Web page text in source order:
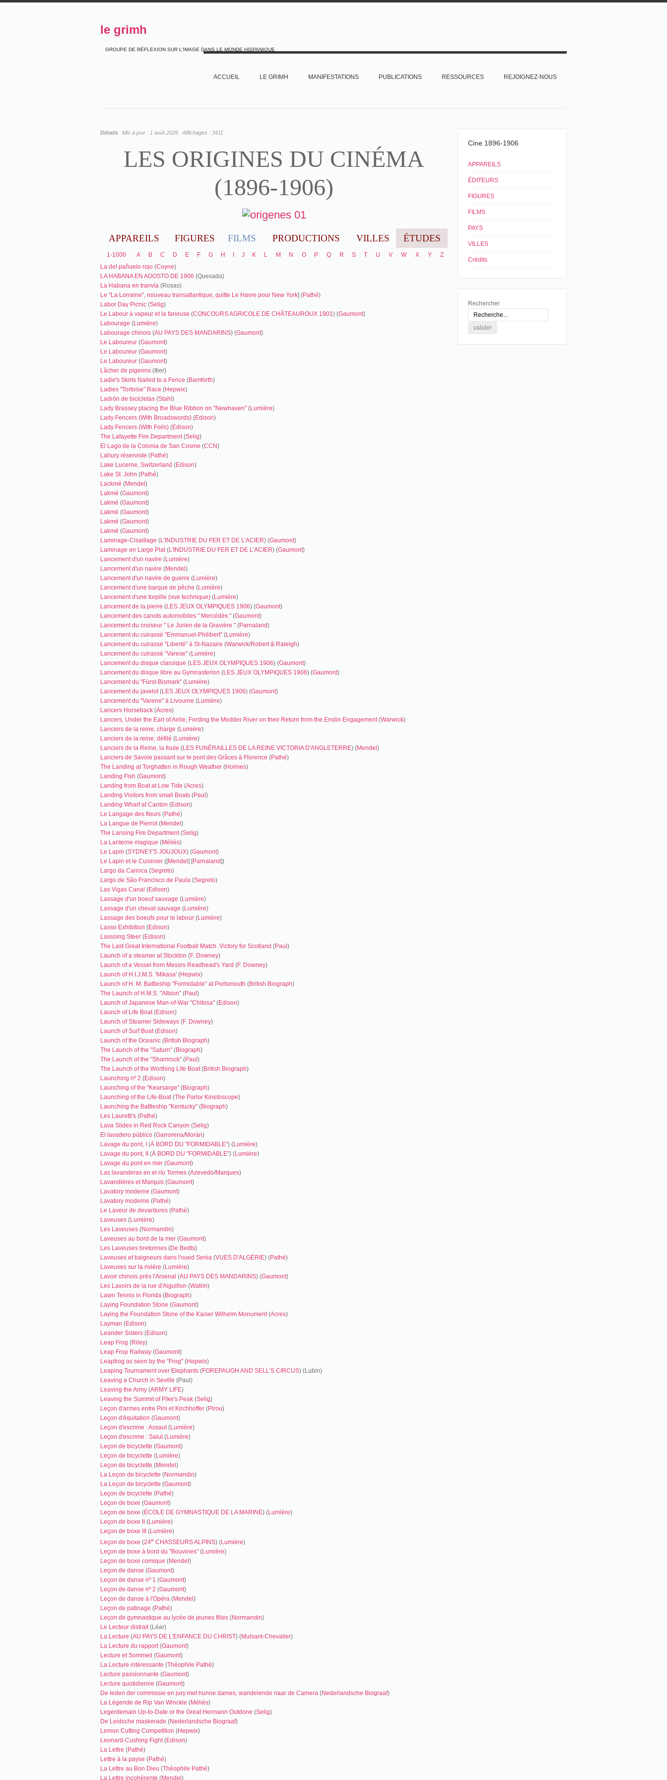
le grimh
GROUPE DE RÉFLEXION SUR L'IMAGE DANS LE MONDE HISPANIQUE
ACCUEIL LE GRIMH MANIFESTATIONS PUBLICATIONS RESSOURCES REJOIGNEZ-NOUS
Détails Mis à jour : 1 août 2026 Affichages : 3411
LES ORIGINES DU CINÉMA
(1896-1906)
APPAREILS FIGURES FILMS PRODUCTIONS VILLES ÉTUDES
1-1000 A B C D E F G H J K L M N O P Q R S T U V W X Y
Z
La del pañuelo rojo (Coyne)
LA HABANA EN AGOSTO DE 1906 (Quesada)
La Habana en tranvía (Rosas)
Le "La Lorraine", nouveau transatlantique, quitte Le Havre pour New York] (Pathé)
Labor Day Picnic (Selig)
Le Labour à vapeur et la faneuse (CONCOURS AGRICOLE DE CHÂTEAUROUX 1901) (Gaumont)
Labourage (Lumière)
Labourage chinois (AU PAYS DES MANDARINS) (Gaumont)
Le Laboureur (Gaumont)
Le Laboureur (Gaumont)
Le Laboureur (Gaumont)
Lâcher de pigeons (Itier)
Ladie's Skirts Nailed to a Fence (Bamforth)
Ladies "Tortoise" Race (Hepwix)
Ladrón de bicicletas (Stahl )
Lady Brassey placing the Blue Ribbon on "Newhaven" (Lumière)
Lady Fencers (With Broadswords) (Edison)
Lady Fencers (With Foils) (Edison)
The Lafayette Fire Department(Selig)
El Lago de la Colonia de San Cosme (CCN)
Lahury réserviste (Pathé)
Lake Lucerne, Switzerland (Edison)
Lake St. John (Pathé)
Lackmé (Mendel )
Lakmé (Gaumont)
Lakmé (Gaumont)
Lakmé (Gaumont)
Lakmé (Gaumont)
Lakmé (Gaumont)
Laminage-Cisaillage (L'INDUSTRIE DU FER ET DE L'ACIER) (Gaumont)
Laminage en Large Plat(L'INDUSTRIE DU FER ET DE L'ACIER) (Gaumont)
Lancement d'un navire (Lumière)
Lancement d'un navire (Mendel )
Lancement d'un navire de guerre (Lumière)
Lancement d'une barque de pêche (Lumière)
Lancement d'une torpille (vue technique) (Lumière)
Lancement de la pierre (LES JEUX OLYMPIQUES 1906) (Gaumont)
Lancement des canots automobiles " Mercédès " (Gaumont)
Lancement du croiseur " Le Jurien de la Gravière " (Parnaland)
Lancement du cuirassé "Emmanuel-Philibert" (Lumière)
Lancement du cuirassé "Liberté" à St-Nazaire (Warwick/Robert & Raleigh)
Lancement du cuirassé "Varese" (Lumière)
Lancement du disque classique (LES JEUX OLYMPIQUES 1906) (Gaumont)
Lancement du disque libre au Gymnasterion (LES JEUX OLYMPIQUES 1906) (Gaumont)
Lancement du "Fürst-Bismark" (Lumière)
Lancement du javelot(LES JEUX OLYMPIQUES 1906) (Gaumont)
Lancement du "Varene" à Livourne (Lumière)
Lancers Horseback (Acres)
Lancers, Under the Earl of Airlie, Fording the Modder River on their Return from the Enslin Engagement(Warwick)
Lanciers de la reine, charge (Lumière)
Lanciers de la reine, défilé (Lumière)
Lanciers de la Reine, la foule (LES FUNÉRAILLES DE LA REINE VICTORIA D'ANGLETERRE) (Mendel )
Lanciers de Savoie passant sur le pont des Grâces à Florence (Pathé)
The Landing at Torghatten in Rough Weather (Holmes)
Landing Fish (Gaumont)
Landing from Boat at Low Tide (Acres)
Landing Visitors from small Boats (Paul )
Landing Wharf at Canton (Edison)
Le Langage des fleurs (Pathé)
La Langue de Pierrot(Mendel )
The Lansing Fire Department(Selig)
La Lanterne magique (Méliès)
Le Lapin (SYDNEY'S JOUJOUX) (Gaumont)
Le Lapin et le Cuisinier ([Mendel ] [Parnaland])
Largo da Carioca (Segreto)
Largo de São Francisco de Paula (Segreto)
Las Vigas Canal (Edison)
Lassage d'un boeuf sauvage (Lumière)
Lassage d'un cheval sauvage (Lumière)
Lassage des boeufs pour le labour (Lumière)
Lasso Exhibition (Edison)
Lassoing Steer (Edison)
The Last Great International Football Match. Victory for Scotland (Paul )
Launch of a steamer at Stockton (F. Downey)
Launch of a Vessel from Messrs Readhead's Yard (F. Downey)
Launch of H.I.J.M.S. 'Mikasa' (Hepwix)
Launch of H. M. Battleship "Formidable" at Portsmouth (British Biograph)
The Launch of H.M.S. "Albion" (Paul )
Launch of Japanese Man-of-War "Chitosa" (Edison)
Launch of Life Boat(Edison)
Launch of Steamer Sideways (F. Downey)
Launch of Surf Boat(Edison)
Launch of the Oceanic (British Biograph)
The Launch of the "Saturn" (Biograph)
The Launch of the "Shamrock" (Paul )
The Launch of the Worthing Life Boat(British Biograph)
Launching nº 2 (Edison)
Launching of the "Kearsarge" (Biograph)
Launching of the Life-Boat(The Parlor Kinetoscope)
Launching the Battleship "Kentucky" (Biograph)
Les Lauretti's (Pathé)
Lava Slides in Red Rock Canyon (Selig)
El lavadero público (Garrorena/Morán)
Lavage du pont, I
(À BORD DU "FORMIDABLE") (Lumière)
Lavage du pont, II
(À BORD DU "FORMIDABLE") (Lumière)
Lavage du pont en mer (Gaumont)
Las lavanderas en el río Tormes (Azevedo/Marques)
Lavandières et Marquis (Gaumont)
Lavatory moderne (Gaumont)
Lavatory moderne (Pathé)
Le Laveur de devantures (Pathé)
Laveuses (Lumière)
Les Laveuses (Normandin)
Laveuses au bord de la mer (Gaumont)
Les Laveuses bretonnes (De Bedts)
Laveuses et baigneurs dans l'oued Senia (VUES D'ALGÉRIE) (Pathé)
Laveuses sur la rivière (Lumière)
Lavoir chinois près l'Arsenal (AU PAYS DES MANDARINS) (Gaumont)
Les Lavoirs de la rue d'Aiguillon (Watrin)
Lawn Tennis in Florida (Biograph)
Laying Foundation Stone (Gaumont)
Laying the Foundation Stone of the Kaiser Wilhelm Monument(Acres)
Layman (Edison)
Leander Sisters (Edison)
Leap Frog (Riley)
Leap Frop Railway (Gaumont)
Leapfrog as seen by the "Frog" (Hepwix)
Leaping Tournament over Elephants (FOREPAUGH AND SELL'S CIRCUS) (Lubin)
Leaving a Church in Seville (Paul)
Leaving the Army (ARMY LIFE)
Leaving the Summit of Pike's Peak (Selig)
Leçon d'armes entre Pini et Kirchhoffer (Pirou)
Leçon d'équitation (Gaumont)
Leçon d'escrime : Assaut(Lumière)
Leçon d'escrime : Salut(Lumière)
Leçon de bicyclette (Gaumont)
Leçon de bicyclette (Lumière)
Leçon de bicyclette (Mendel )
La Leçon de bicyclette (Normandin)
La Leçon de bicyclette (Gaumont)
Leçon de bicyclette (Pathé)
Leçon de boxe (Gaumont)
Leçon de boxe (ÉCOLE DE GYMNASTIQUE DE LA MARINE) (Lumière)
Leçon de boxe II
(Lumière)
Leçon de boxe III
(Lumière)
Leçon de boxe (24e CHASSEURS ALPINS) (Lumière)
Leçon de boxe à bord du "Bouvines" (Lumière)
Leçon de boxe comique (Mendel )
Leçon de danse (Gaumont)
Leçon de danse nº 1 (Gaumont)
Leçon de danse nº 2 (Gaumont)
Leçon de danse à l'Opéra (Mendel )
Leçon de patinage (Pathé)
Leçon de gymnastique au lycée de jeunes filles (Normandin)
Le Lecteur distrait(Léar)
La Lecture (AU PAYS DE L'ENFANCE DU CHRIST) (Mulsant-Chevalier)
La Lecture du rapport(Gaumont)
Lecture et Sommeil (Gaumont)
La Lecture intéressante (Théophile Pathé)
Lecture passionnante (Gaumont)
Lecture quotidienne (Gaumont)
De leden der commissie en jury met hunne dames, wandelende naar de Camera (Nederlandsche Biograaf)
La Légende de Rip Van Winckle (Méliès)
Legerdemain Up-to-Date or the Great Hermann Outdone (Selig)
De Leidsche maskerade (Nederlandsche Biograaf)
Lemon Cutting Competition (Hepwix)
Leonard-Cushing Fight(Edison)
La Lettre (Pathé)
Lettre à la payse (Pathé)
La Lettre au Bon Dieu (Théophile Pathé)
La Lettre incohérente (Mendel )
Cine 1896-1906
APPAREILS
ÉDITEURS
FIGURES
FILMS
PAYS
VILLES
Crédits
Rechercher